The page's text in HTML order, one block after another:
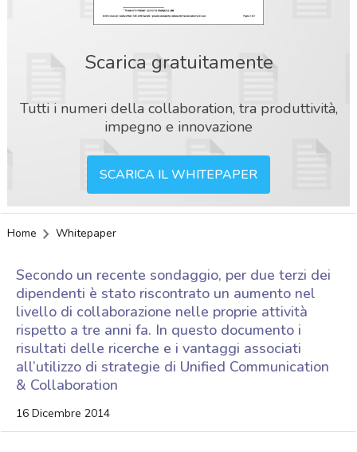
Scarica gratuitamente
Tutti i numeri della collaboration, tra produttività,
impegno e innovazione
SCARICA IL WHITEPAPER
Home Whitepaper
Secondo un recente sondaggio, per due terzi dei
dipendenti è stato riscontrato un aumento nel
livello di collaborazione nelle proprie attività
rispetto a tre anni fa. In questo documento i
risultati delle ricerche e i vantaggi associati
all’utilizzo di strategie di Unified Communication
& Collaboration
16 Dicembre 2014